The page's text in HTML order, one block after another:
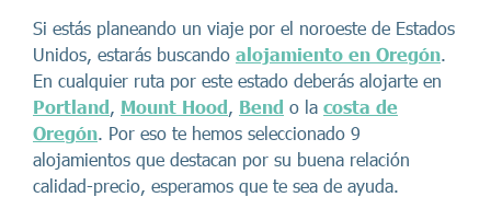
Si estás planeando un viaje por el noroeste de Estados
Unidos, estarás buscando alojamiento en Oregón.
En cualquier ruta por este estado deberás alojarte en
Portland, Mount Hood, Bend o la costa de
Oregón. Por eso te hemos seleccionado 9
alojamientos que destacan por su buena relación
calidad-precio, esperamos que te sea de ayuda.